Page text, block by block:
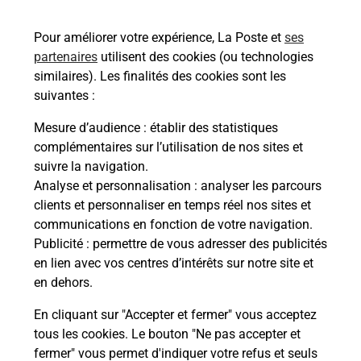
Pour améliorer votre expérience, La Poste et ses
partenaires utilisent des cookies (ou technologies
similaires). Les finalités des cookies sont les
suivantes :
Mesure d’audience : établir des statistiques
complémentaires sur l’utilisation de nos sites et
suivre la navigation.
Analyse et personnalisation : analyser les parcours
clients et personnaliser en temps réel nos sites et
communications en fonction de votre navigation.
Publicité : permettre de vous adresser des publicités
en lien avec vos centres d’intérêts sur notre site et
en dehors.
En cliquant sur "Accepter et fermer" vous acceptez
tous les cookies. Le bouton "Ne pas accepter et
fermer" vous permet d'indiquer votre refus et seuls
et/ou à l’extérieur de votre domicile ? Découvrez
les offres téléalarme dans votre bureau de Poste à
MONTMARAULT.
En savoir plus
En savoir plus
Envoyer un colis
Vous souhaitez envoyer un colis depuis :
MONTMARAULT (03390) ? Découvrez toutes les
solutions proposées par La Poste.